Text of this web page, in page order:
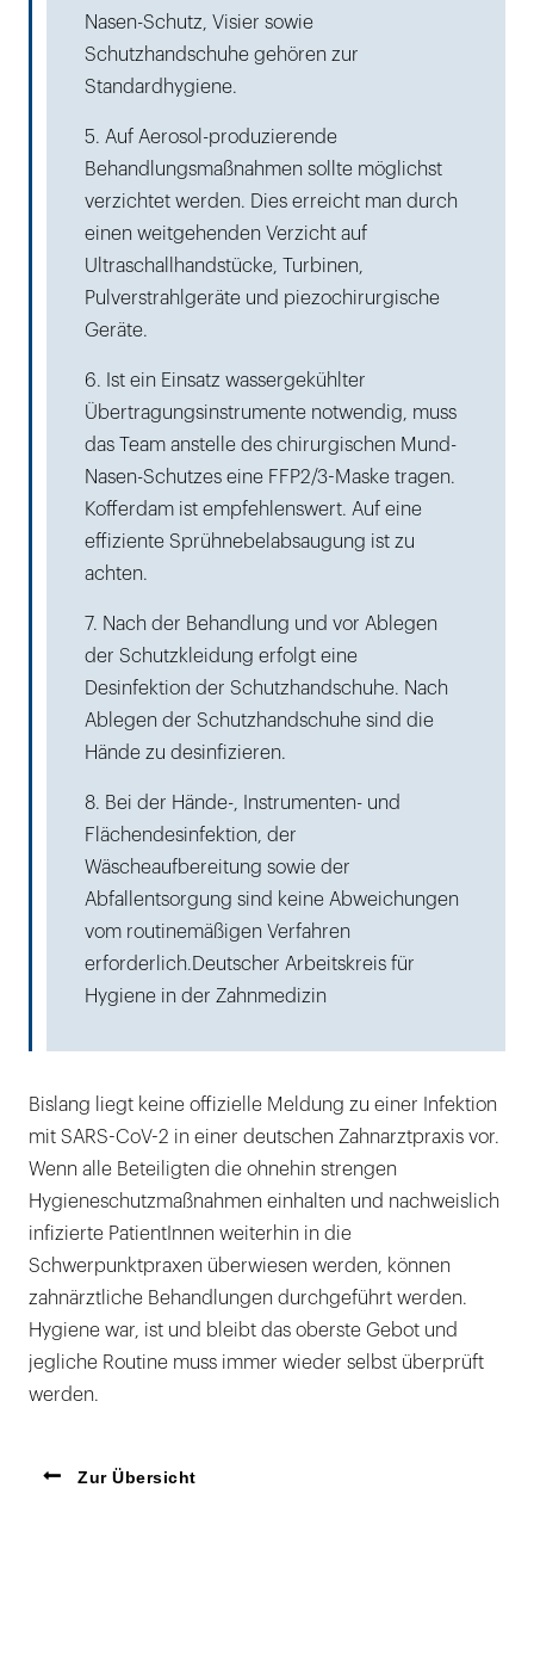
Nasen-Schutz, Visier sowie
Schutzhandschuhe gehören zur
Standardhygiene.
5. Auf Aerosol-produzierende
Behandlungsmaßnahmen sollte möglichst
verzichtet werden. Dies erreicht man durch
einen weitgehenden Verzicht auf
Ultraschallhandstücke, Turbinen,
Pulverstrahlgeräte und piezochirurgische
Geräte.
6. Ist ein Einsatz wassergekühlter
Übertragungsinstrumente notwendig, muss
das Team anstelle des chirurgischen Mund-
Nasen-Schutzes eine FFP2/3-Maske tragen.
Kofferdam ist empfehlenswert. Auf eine
effiziente Sprühnebelabsaugung ist zu
achten.
7. Nach der Behandlung und vor Ablegen
der Schutzkleidung erfolgt eine
Desinfektion der Schutzhandschuhe. Nach
Ablegen der Schutzhandschuhe sind die
Hände zu desinfizieren.
8. Bei der Hände-, Instrumenten- und
Flächendesinfektion, der
Wäscheaufbereitung sowie der
Abfallentsorgung sind keine Abweichungen
vom routinemäßigen Verfahren
erforderlich.Deutscher Arbeitskreis für
Hygiene in der Zahnmedizin
Bislang liegt keine offizielle Meldung zu einer Infektion
mit SARS-CoV-2 in einer deutschen Zahnarztpraxis vor.
Wenn alle Beteiligten die ohnehin strengen
Hygieneschutzmaßnahmen einhalten und nachweislich
infizierte PatientInnen weiterhin in die
Schwerpunktpraxen überwiesen werden, können
zahnärztliche Behandlungen durchgeführt werden.
Hygiene war, ist und bleibt das oberste Gebot und
jegliche Routine muss immer wieder selbst überprüft
werden.
Zur Übersicht